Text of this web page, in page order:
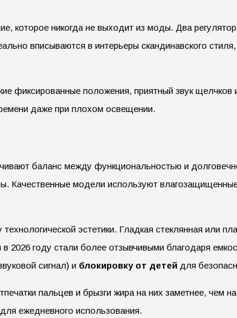
которое никогда не выходит из моды. Два
вписываются в интерьеры скандинавского
фиксированные положения, приятный звук
даже при плохом освещении.
баланс между функциональностью и
Качественные модели используют
эстетики. Гладкая стеклянная или
2026 году стали более отзывчивыми благодаря
сигнал) и блокировку от детей для
пальцев и брызги жира на них заметнее, чем
ежедневного использования.